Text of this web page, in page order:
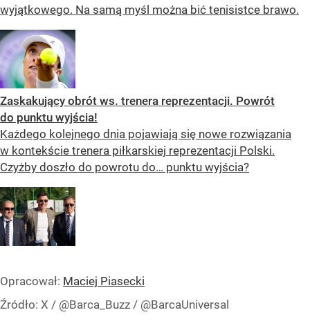
wyjątkowego. Na samą myśl można bić tenisistce brawo.
Zaskakujący obrót ws. trenera reprezentacji. Powrót
do punktu wyjścia!
Każdego kolejnego dnia pojawiają się nowe rozwiązania
w kontekście trenera piłkarskiej reprezentacji Polski.
Czyżby doszło do powrotu do… punktu wyjścia?
Opracował: Maciej Piasecki
Źródło: X / @Barca_Buzz / @BarcaUniversal